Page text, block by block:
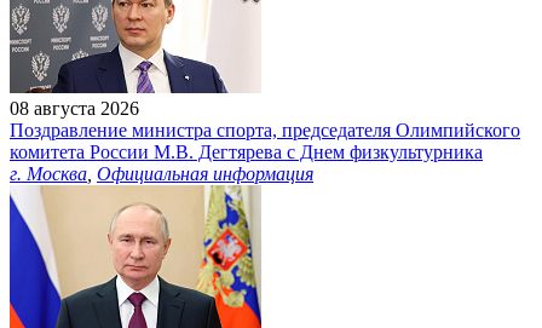
08 августа 2026
Поздравление министра спорта, председателя Олимпийского
комитета России М.В. Дегтярева с Днем физкультурника
г. Москва Официальная информация